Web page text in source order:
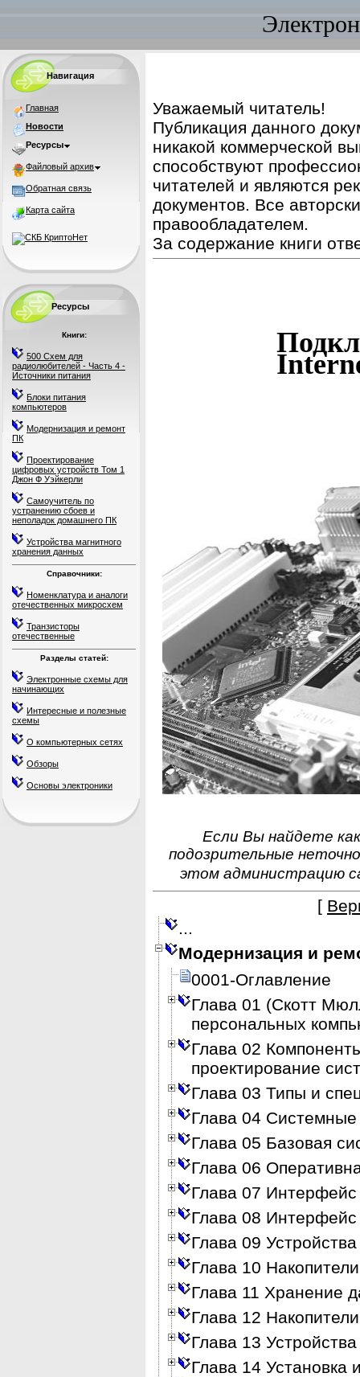
Навигация
Главная
Новости
Ресурсы
Файловый архив
Обратная связь
Карта сайта
Ресурсы
Книги:
500 Схем для
радиолюбителей - Часть 4 -
Источники питания
Блоки питания
компьютеров
Модернизация и ремонт
ПК
Проектирование
цифровых устройств Том 1
Джон Ф Уэйкерли
Самоучитель по
устранению сбоев и
неполадок домашнего ПК
Устройства магнитного
хранения данных
Справочники:
Номенклатура и аналоги
отечественных микросхем
Транзисторы
отечественные
Разделы статей:
Электронные схемы для
начинающих
Интересные и полезные
схемы
О компьютерных сетях
Обзоры
Основы электроники
Уважаемый читатель!
Публикация данного
никакой коммерческой
способствуют
читателей и являются
документов. Все
правообладателем.
За содержание книги
Если Вы найдете
подозрительные
этом администрацию
[
Модернизация и
0001-Оглавление
Глава 01 (Скотт
персональных
Глава 02
проектирование
Глава 03 Типы и
Глава 04
Глава 05 Базовая
Глава 06
Глава 07 Интерфейс
Глава 08 Интерфейс
Глава 09
Глава 10
Глава 11 Хранение
Глава 12
Глава 13
Глава 14 Установка